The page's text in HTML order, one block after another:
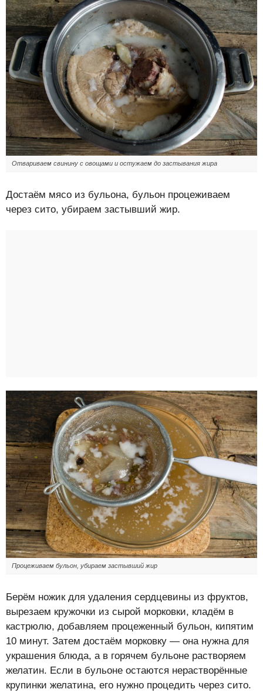
Отвариваем свинину с овощами и остужаем до застывания жира
Достаём мясо из бульона, бульон процеживаем
через сито, убираем застывший жир.
Процеживаем бульон, убираем застывший жир
Берём ножик для удаления сердцевины из фруктов,
вырезаем кружочки из сырой морковки, кладём в
кастрюлю, добавляем процеженный бульон, кипятим
10 минут. Затем достаём морковку — она нужна для
украшения блюда, а в горячем бульоне растворяем
желатин. Если в бульоне остаются нерастворённые
крупинки желатина, его нужно процедить через сито.